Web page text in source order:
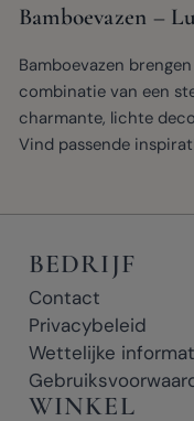
Bamboevazen –
Bamboevazen
combinatie van een
charmante, lichte
Vind passende
BEDRIJF
Contact
Privacybeleid
Wettelijke
WINKEL